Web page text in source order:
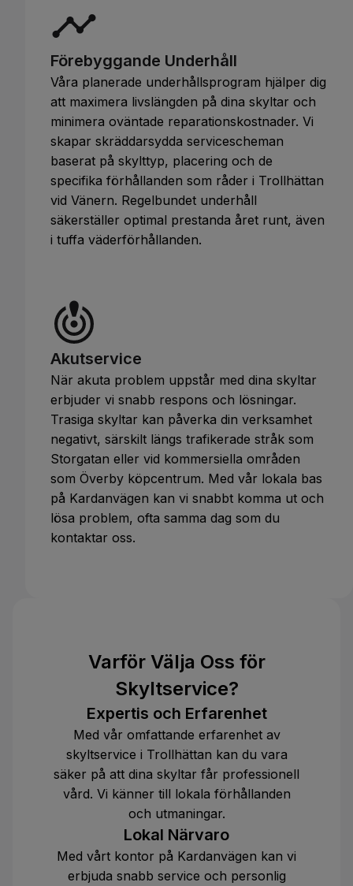
Förebyggande Underhåll
Våra planerade underhållsprogram hjälper dig
att maximera livslängden på dina skyltar och
minimera oväntade reparationskostnader. Vi
skapar skräddarsydda servicescheman
baserat på skylttyp, placering och de
specifika förhållanden som råder i Trollhättan
vid Vänern. Regelbundet underhåll
säkerställer optimal prestanda året runt, även
i tuffa väderförhållanden.
Akutservice
När akuta problem uppstår med dina skyltar
erbjuder vi snabb respons och lösningar.
Trasiga skyltar kan påverka din verksamhet
negativt, särskilt längs trafikerade stråk som
Storgatan eller vid kommersiella områden
som Överby köpcentrum. Med vår lokala bas
på Kardanvägen kan vi snabbt komma ut och
lösa problem, ofta samma dag som du
kontaktar oss.
Varför Välja Oss för
Skyltservice?
Expertis och Erfarenhet
Med vår omfattande erfarenhet av
skyltservice i Trollhättan kan du vara
säker på att dina skyltar får professionell
vård. Vi känner till lokala förhållanden
och utmaningar.
Lokal Närvaro
Med vårt kontor på Kardanvägen kan vi
erbjuda snabb service och personlig